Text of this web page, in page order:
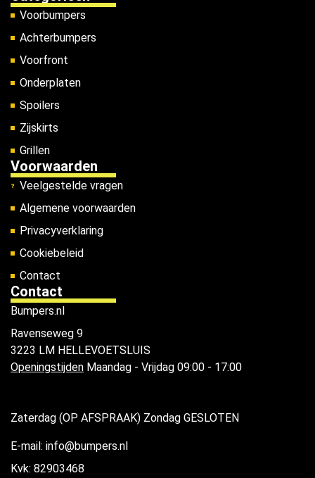
Voorbumpers
Achterbumpers
Voorfront
Onderplaten
Spoilers
Zijskirts
Grillen
Voorwaarden
Veelgestelde vragen
Algemene voorwaarden
Privacyverklaring
Cookiebeleid
Contact
Contact
Bumpers.nl
Ravenseweg 9
3223 LM HELLEVOETSLUIS
Openingstijden Maandag - Vrijdag 09:00 - 17:00
Zaterdag (OP AFSPRAAK) Zondag GESLOTEN
E-mail: info@bumpers.nl
Kvk: 82903468